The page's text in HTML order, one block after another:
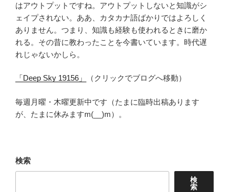
はアウトプットですね。アウトプットしないと知識がシ
ェイプされない。ああ、カタカナ語ばかりではよろしく
ありません。つまり、知識も経験も使われるときに磨か
れる。その昔に教わったことを今書いています。時代遅
れじゃないかしら。
「Deep Sky 19156」 （クリックでブログへ移動）
毎週月曜・木曜更新中です（たまに臨時出稿あります
が、たまに休みますm(__)m）。
検索
検
索